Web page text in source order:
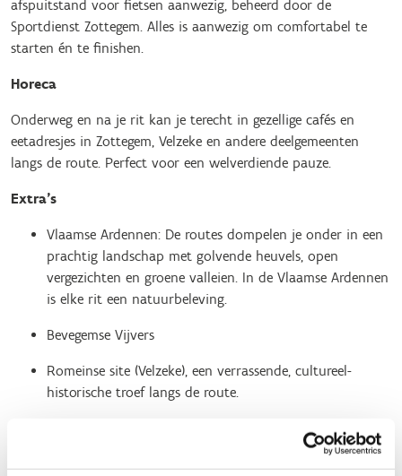
afspuitstand voor fietsen aanwezig, beheerd door de
Sportdienst Zottegem. Alles is aanwezig om comfortabel te
starten én te finishen.
Horeca
Onderweg en na je rit kan je terecht in gezellige cafés en
eetadresjes in Zottegem, Velzeke en andere deelgemeenten
langs de route. Perfect voor een welverdiende pauze.
Extra’s
Vlaamse Ardennen: De routes dompelen je onder in een
prachtig landschap met golvende heuvels, open
vergezichten en groene valleien. In de Vlaamse Ardennen
is elke rit een natuurbeleving.
Bevegemse Vijvers
Romeinse site (Velzeke), een verrassende, cultureel-
historische troef langs de route.